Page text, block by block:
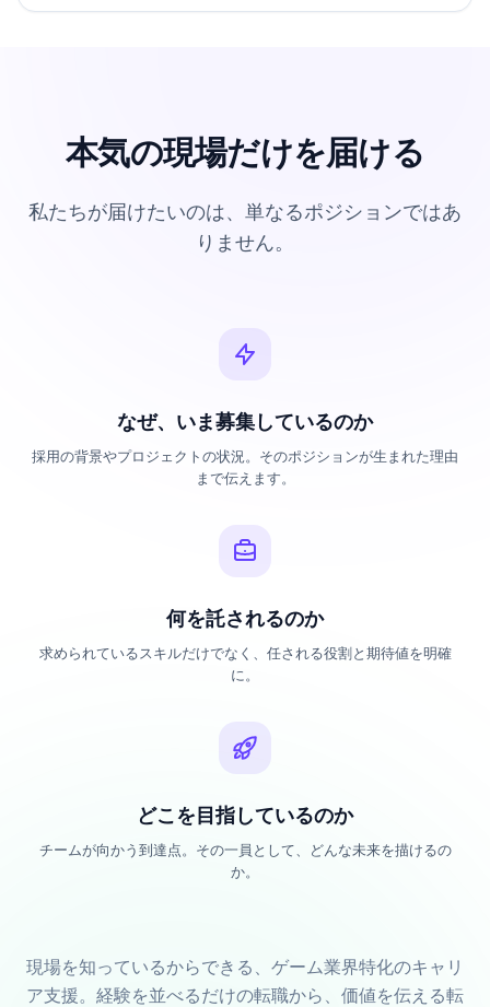
本気の現場だけを届ける
私たちが届けたいのは、単なるポジションではあ
りません。
なぜ、いま募集しているのか
採用の背景やプロジェクトの状況。そのポジションが生まれた理由
まで伝えます。
何を託されるのか
求められているスキルだけでなく、任される役割と期待値を明確
に。
どこを目指しているのか
チームが向かう到達点。その一員として、どんな未来を描けるの
か。
現場を知っているからできる、ゲーム業界特化のキャリ
ア支援。経験を並べるだけの転職から、価値を伝える転